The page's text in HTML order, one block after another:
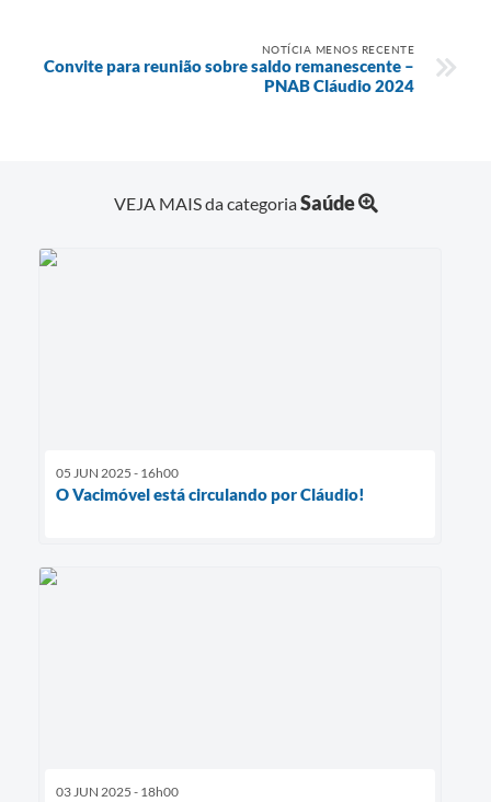
NOTÍCIA MENOS RECENTE
Convite para reunião sobre saldo remanescente –
PNAB Cláudio 2024
VEJA MAIS da categoriaSaúde
05 JUN 2025 - 16h00
O Vacimóvel está circulando por Cláudio!
03 JUN 2025 - 18h00